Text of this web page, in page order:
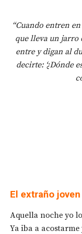
“Cuando entren
que lleva un jarro
entre y digan al
decirte: ‘¿Dónde
El extraño
Aquella noche yo
Ya iba a